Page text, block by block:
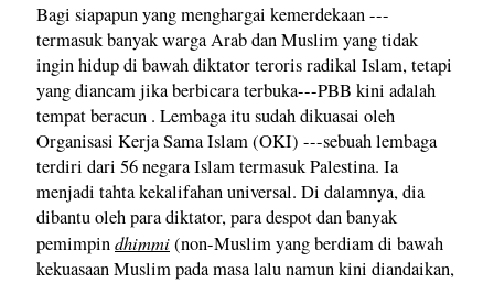
Bagi siapapun yang menghargai kemerdekaan ---
termasuk banyak warga Arab dan Muslim yang tidak
ingin hidup di bawah diktator teroris radikal Islam, tetapi
yang diancam jika berbicara terbuka---PBB kini adalah
tempat beracun . Lembaga itu sudah dikuasai oleh
Organisasi Kerja Sama Islam (OKI) ---sebuah lembaga
terdiri dari 56 negara Islam termasuk Palestina. Ia
menjadi tahta kekalifahan universal. Di dalamnya, dia
dibantu oleh para diktator, para despot dan banyak
pemimpindhimmi(non-Muslim yang berdiam di bawah
kekuasaan Muslim pada masa lalu namun kini diandaikan,